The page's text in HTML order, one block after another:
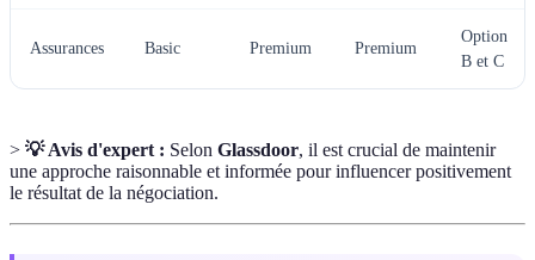
Assurances Basic Premium Premium
Option
B et C
> 💡 Avis d'expert : Selon Glassdoor, il est crucial de maintenir
une approche raisonnable et informée pour influencer positivement
le résultat de la négociation.